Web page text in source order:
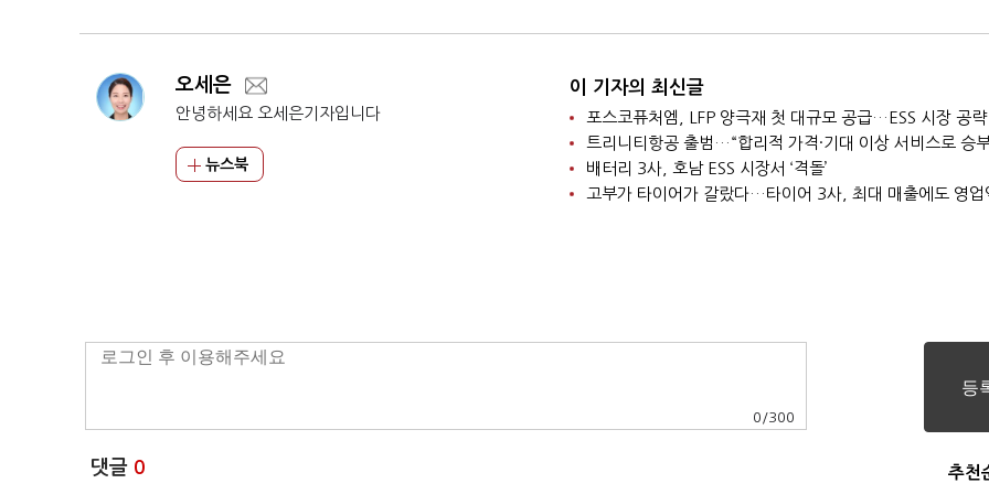
오세은
안녕하세요 오세은기자입니다
뉴스북
이 기자의 최신글
포스코퓨처엠, LFP 양극재 첫 대규모 공급…ESS 시장 공략
트리니티항공 출범…“합리적 가격·기대 이상 서비스로 승
배터리 3사, 호남 ESS 시장서 ‘격돌’
고부가 타이어가 갈랐다…타이어 3사, 최대 매출에도 영업
0 /300
댓글 0 추천